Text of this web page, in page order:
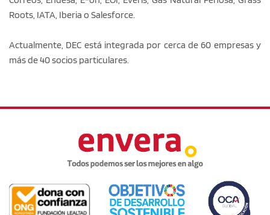
Roots, IATA, Iberia o Salesforce.
Actualmente, DEC está integrada por cerca de 60 empresas y
más de 40 socios particulares.